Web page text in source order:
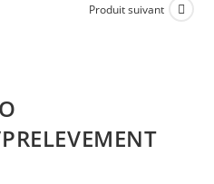
Produit suivant